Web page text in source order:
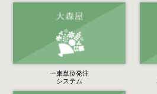
一束単位発注
システム